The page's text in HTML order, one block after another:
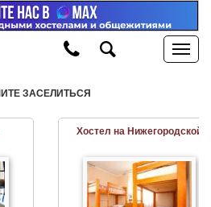
ЗАСЕЛИТЬСЯ
Хостел на Нижегородской